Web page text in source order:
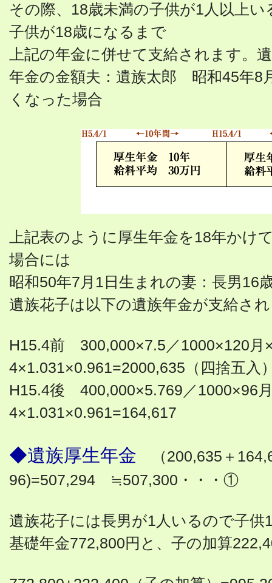
その際、18歳未満の子供が1人以上
子供が18歳になるまで
上記の年金に併せて支給されます。
年金の金額夫：遺族太郎 昭和45年8
くなった場合
上記表のように厚生年金を18年かけ
場合には
昭和50年7月1日生まれの妻：長男16
遺族花子は以下の遺族年金が支給さ
H15.4前 300,000×7.5／1000×120月
4×1.031×0.961=2000,635（四捨五入
H15.4後 400,000×5.769／1000×96
4×1.031×0.961=164,617
◆遺族厚生年金 （200,635＋
96)=507,294 ≒507,300・・・①
遺族花子には長男が1人いるので子供
基礎年金772,800円と、子の加算